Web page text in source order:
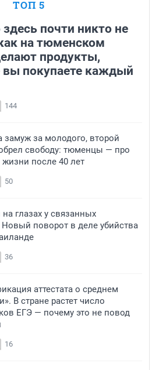
ТОП 5
почти никто не
на тюменском
продукты,
вы покупаете каждый
144
за молодого, второй
свободу: тюменцы — про
после 40 лет
50
глазах у связанных
Новый поворот в деле убийства
36
аттестата о среднем
В стране растет число
ЕГЭ — почему это не повод
16